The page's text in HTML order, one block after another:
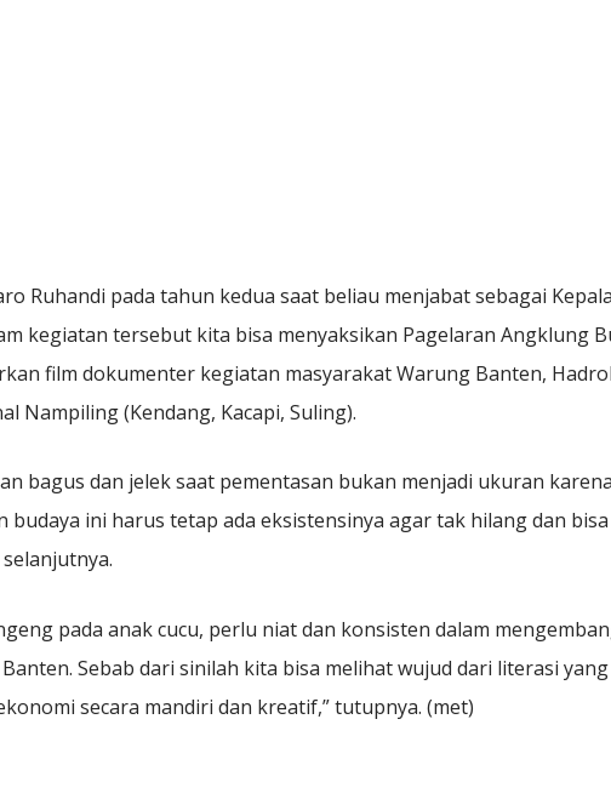
Ruhandi pada tahun kedua saat beliau menjabat sebagai
kegiatan tersebut kita bisa menyaksikan Pagelaran Angklung
film dokumenter kegiatan masyarakat Warung Banten,
Nampiling (Kendang, Kacapi, Suling).
bagus dan jelek saat pementasan bukan menjadi ukuran karena
budaya ini harus tetap ada eksistensinya agar tak hilang dan bisa
pada anak cucu, perlu niat dan konsisten dalam
Sebab dari sinilah kita bisa melihat wujud dari literasi
secara mandiri dan kreatif,” tutupnya. (met)